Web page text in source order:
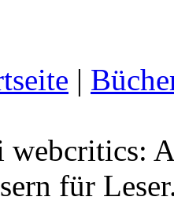
|
webcritics:
für